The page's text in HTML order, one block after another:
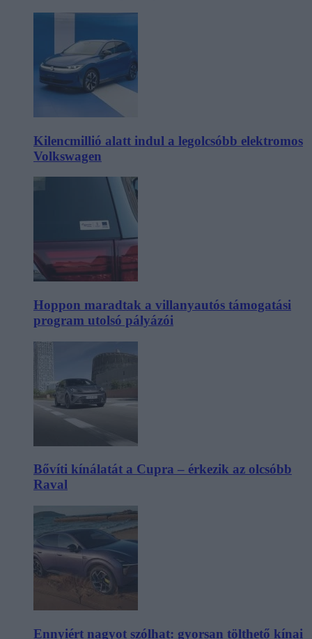
Kilencmillió alatt indul a legolcsóbb elektromos
Volkswagen
Hoppon maradtak a villanyautós támogatási
program utolsó pályázói
Bővíti kínálatát a Cupra – érkezik az olcsóbb
Raval
Ennyiért nagyot szólhat: gyorsan tölthető kínai